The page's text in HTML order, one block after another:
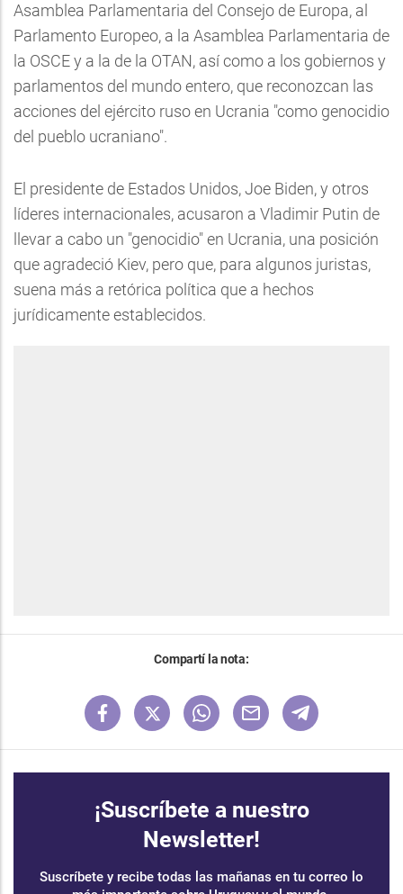
Asamblea Parlamentaria del Consejo de Europa, al
Parlamento Europeo, a la Asamblea Parlamentaria de
la OSCE y a la de la OTAN, así como a los gobiernos y
parlamentos del mundo entero, que reconozcan las
acciones del ejército ruso en Ucrania "como genocidio
del pueblo ucraniano".
El presidente de Estados Unidos, Joe Biden, y otros
líderes internacionales, acusaron a Vladimir Putin de
llevar a cabo un "genocidio" en Ucrania, una posición
que agradeció Kiev, pero que, para algunos juristas,
suena más a retórica política que a hechos
jurídicamente establecidos.
Compartí la nota:
¡Suscríbete a nuestro
Newsletter!
Suscríbete y recibe todas las mañanas en tu correo lo